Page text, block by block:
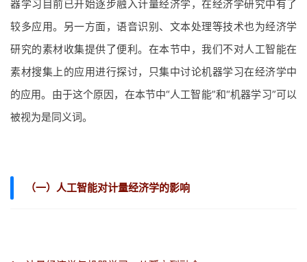
器学习目前已开始逐步融入计量经济学，在经济学研究中有了
较多应用。另一方面，语音识别、文本处理等技术也为经济学
研究的素材收集提供了便利。在本节中，我们不对人工智能在
素材搜集上的应用进行探讨，只集中讨论机器学习在经济学中
的应用。由于这个原因，在本节中“人工智能”和“机器学习”可以
被视为是同义词。
（一）人工智能对计量经济学的影响